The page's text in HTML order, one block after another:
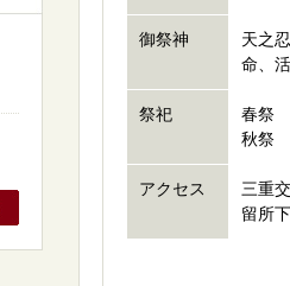
御祭神
天之
命、
祭祀
春祭
秋祭
アクセス
三重
留所